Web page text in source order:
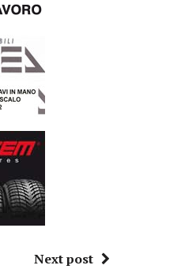
Next post